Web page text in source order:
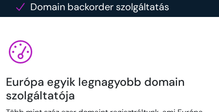
Domain backorder szolgáltatás
Európa egyik legnagyobb domain
szolgáltatója